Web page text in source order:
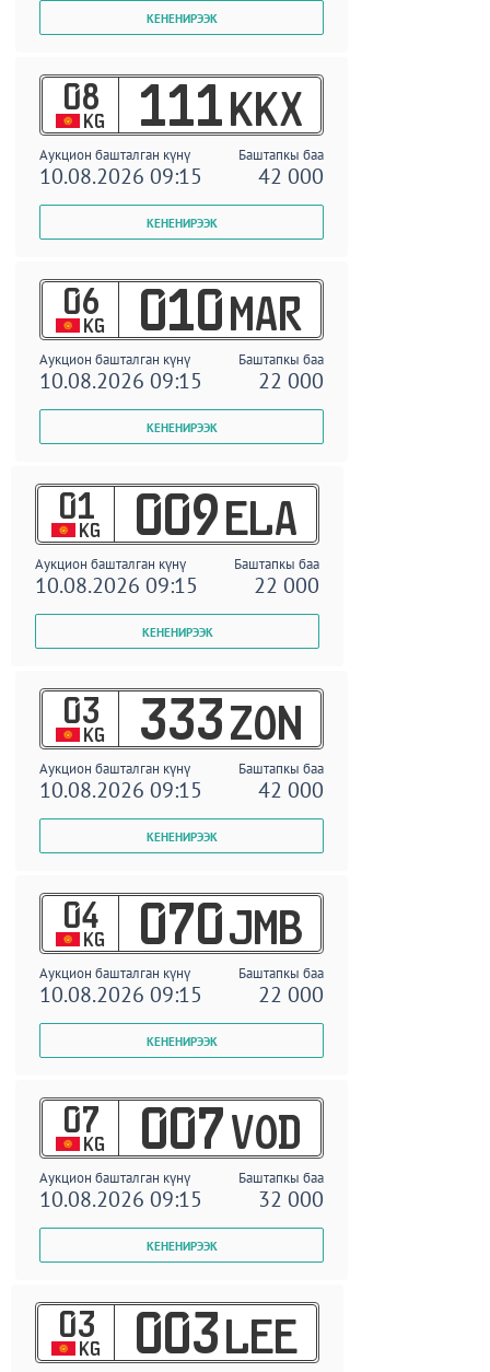
08
KG 111 KKX
Аукцион башталган күнү Баштапкы баа
10.08.2026 09:15 42 000
06
KG 010 MAR
Аукцион башталган күнү Баштапкы баа
10.08.2026 09:15 22 000
01
KG 009 ELA
Аукцион башталган күнү Баштапкы баа
10.08.2026 09:15 22 000
03
KG 333 ZON
Аукцион башталган күнү Баштапкы баа
10.08.2026 09:15 42 000
04
KG 070 JMB
Аукцион башталган күнү Баштапкы баа
10.08.2026 09:15 22 000
07
KG 007 VOD
Аукцион башталган күнү Баштапкы баа
10.08.2026 09:15 32 000
03
KG 003 LEE